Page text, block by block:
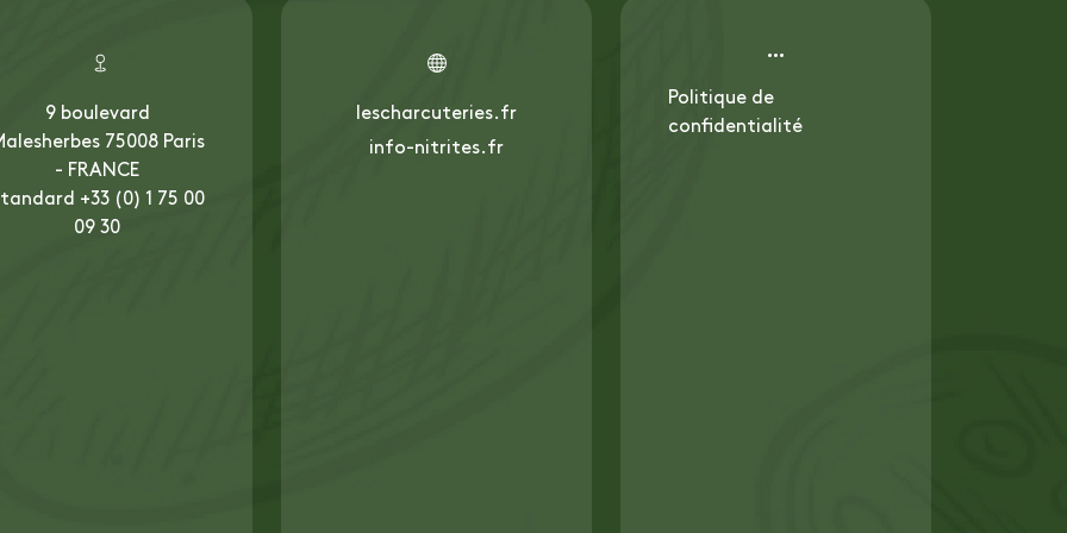
9 boulevard
75008 Paris
- FRANCE
+33 (0) 1 75 00
09 30
lescharcuteries.fr
info-nitrites.fr
Politique de
confidentialité